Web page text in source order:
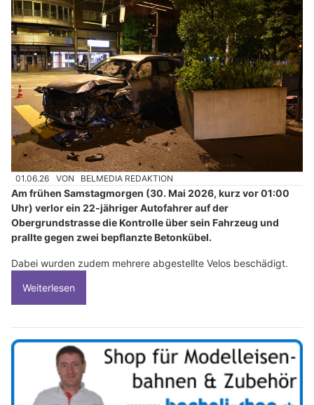
01.06.26 VON BELMEDIA REDAKTION
Am frühen Samstagmorgen (30. Mai 2026, kurz vor 01:00
Uhr) verlor ein 22-jähriger Autofahrer auf der
Obergrundstrasse die Kontrolle über sein Fahrzeug und
prallte gegen zwei bepflanzte Betonkübel.
Dabei wurden zudem mehrere abgestellte Velos beschädigt.
Weiterlesen